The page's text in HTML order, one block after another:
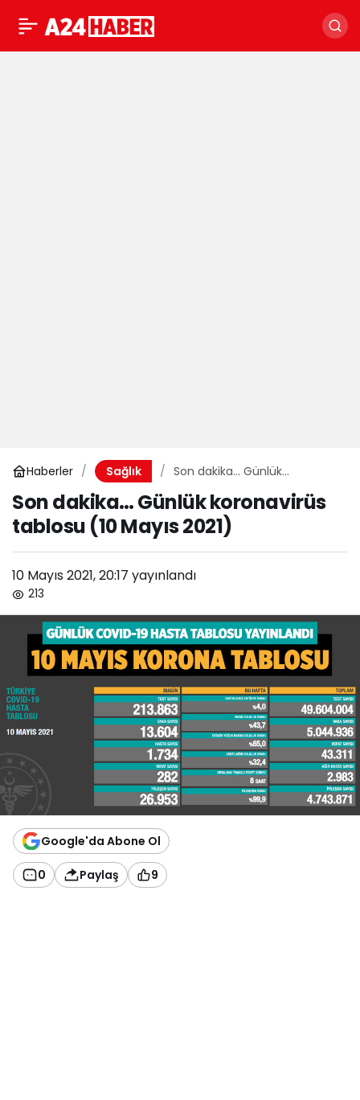
Haberler Sağlık
Son dakika… Günlük
2021)
Son dakika… Günlük koronavirüs
tablosu (10 Mayıs 2021)
10 Mayıs 2021, 20:17 yayınlandı
213
Google'da Abone Ol
0 Paylaş 9